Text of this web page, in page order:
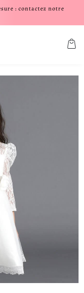
: contactez notre
Panier